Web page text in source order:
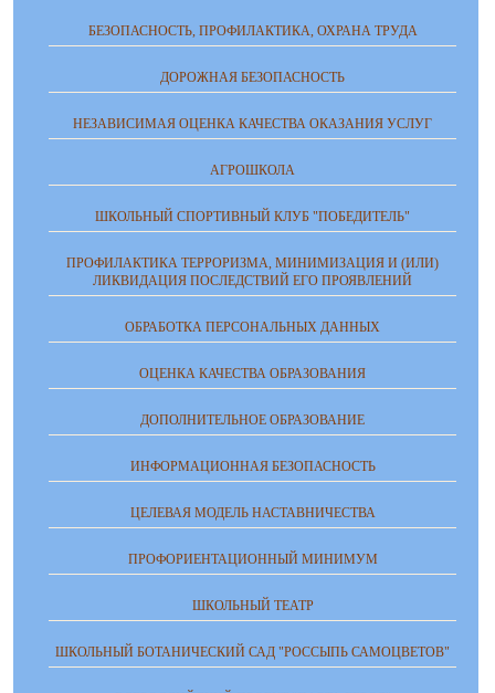
БЕЗОПАСНОСТЬ, ПРОФИЛАКТИКА, ОХРАНА ТРУДА
ДОРОЖНАЯ БЕЗОПАСНОСТЬ
НЕЗАВИСИМАЯ ОЦЕНКА КАЧЕСТВА ОКАЗАНИЯ УСЛУГ
АГРОШКОЛА
ШКОЛЬНЫЙ СПОРТИВНЫЙ КЛУБ "ПОБЕДИТЕЛЬ"
ПРОФИЛАКТИКА ТЕРРОРИЗМА, МИНИМИЗАЦИЯ И (ИЛИ)
ЛИКВИДАЦИЯ ПОСЛЕДСТВИЙ ЕГО ПРОЯВЛЕНИЙ
ОБРАБОТКА ПЕРСОНАЛЬНЫХ ДАННЫХ
ОЦЕНКА КАЧЕСТВА ОБРАЗОВАНИЯ
ДОПОЛНИТЕЛЬНОЕ ОБРАЗОВАНИЕ
ИНФОРМАЦИОННАЯ БЕЗОПАСНОСТЬ
ЦЕЛЕВАЯ МОДЕЛЬ НАСТАВНИЧЕСТВА
ПРОФОРИЕНТАЦИОННЫЙ МИНИМУМ
ШКОЛЬНЫЙ ТЕАТР
ШКОЛЬНЫЙ БОТАНИЧЕСКИЙ САД "РОССЫПЬ САМОЦВЕТОВ"